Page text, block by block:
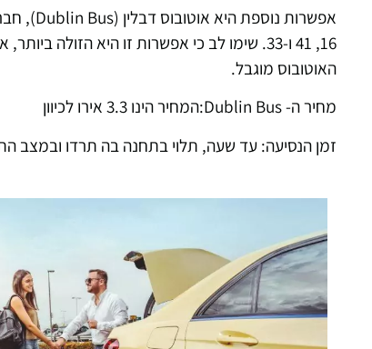
אפשרות נוספת היאאוטובוס דבלין (Dublin Bus)
,
16, 41 ו-33. שימו לב כי אפשרות זו היא
האוטובוס מוגבל.
מחיר ה- Dublin Bus:המחיר הינו 3.3 אירו לכיוון
זמן הנסיעה: עד שעה, תלוי בתחנה בה תרדו ובמצב